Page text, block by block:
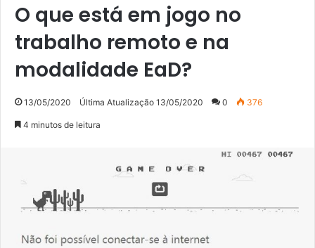
O que está em jogo no
trabalho remoto e na
modalidade EaD?
13/05/2020 Última Atualização 13/05/2020 0 376
4 minutos de leitura